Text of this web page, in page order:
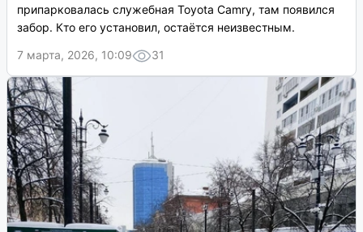
припарковалась служебная Toyota Camry, там появился
забор. Кто его установил, остаётся неизвестным.
7 марта, 2026, 10:09
31